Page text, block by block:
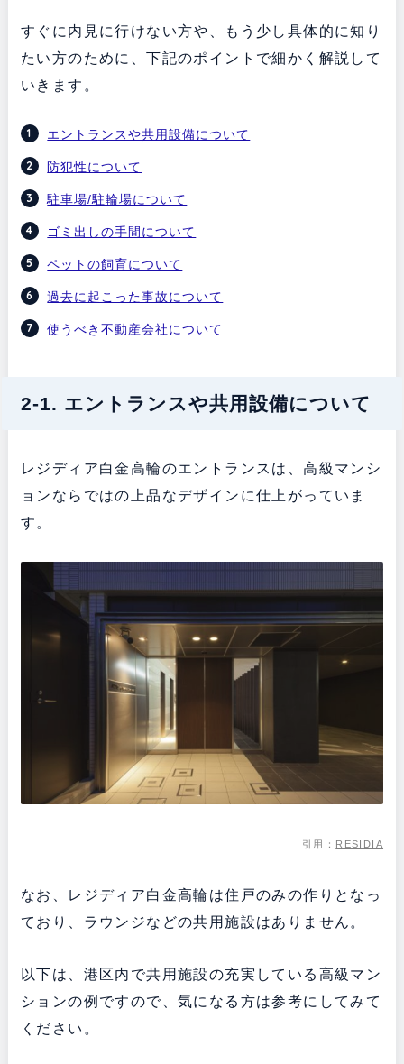
すぐに内見に行けない方や、もう少し具体的に知り
たい方のために、下記のポイントで細かく解説して
いきます。
エントランスや共用設備について
防犯性について
駐車場/駐輪場について
ゴミ出しの手間について
ペットの飼育について
過去に起こった事故について
使うべき不動産会社について
2-1. エントランスや共用設備について
レジディア白金高輪のエントランスは、高級マンシ
ョンならではの上品なデザインに仕上がっていま
す。
引用： RESIDIA
なお、レジディア白金高輪は住戸のみの作りとなっ
ており、ラウンジなどの共用施設はありません。
以下は、港区内で共用施設の充実している高級マン
ションの例ですので、気になる方は参考にしてみて
ください。